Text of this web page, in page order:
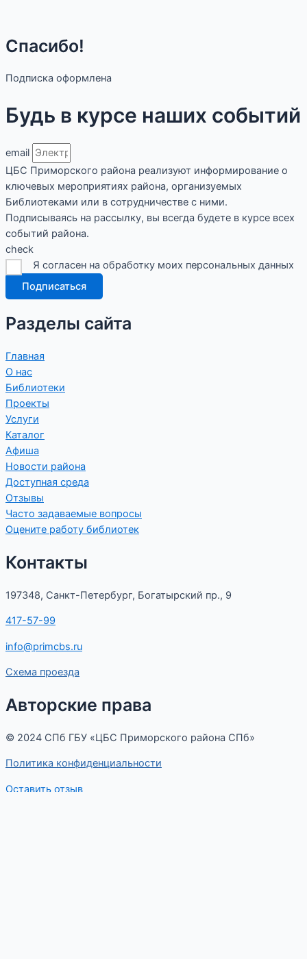
Спасибо!
Подписка оформлена
Будь в курсе наших событий
email
ЦБС Приморского района реализуют информирование о
ключевых мероприятиях района, организуемых
Библиотеками или в сотрудничестве с ними.
Подписываясь на рассылку, вы всегда будете в курсе всех
событий района.
check
Я согласен на обработку моих персональных данных
Подписаться
Разделы сайта
Главная
О нас
Библиотеки
Проекты
Услуги
Каталог
Афиша
Новости района
Доступная среда
Отзывы
Часто задаваемые вопросы
Оцените работу библиотек
Контакты
197348, Санкт-Петербург, Богатырский пр., 9
417-57-99
info@primcbs.ru
Схема проезда
Авторские права
© 2024 СПб ГБУ «ЦБС Приморского района СПб»
Политика конфиденциальности
Оставить отзыв